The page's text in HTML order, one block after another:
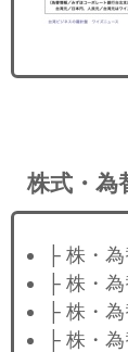
株式・為
├ 株・
├ 株・
├ 株・
├ 株・